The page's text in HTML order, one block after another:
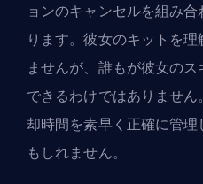
ョンのキャンセルを組み
ります。彼女のキットを
ませんが、誰もが彼女の
できるわけではありませ
却時間を素早く正確に管
もしれません。